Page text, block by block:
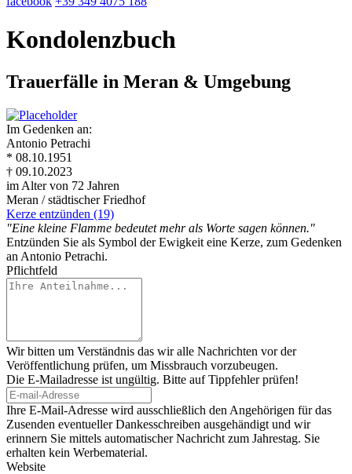
Kondolenzbuch
Trauerfälle in Meran & Umgebung
Im Gedenken an:
Antonio Petrachi
* 08.10.1951
† 09.10.2023
im Alter von 72 Jahren
Meran / städtischer Friedhof
Kerze entzünden (19)
"Eine kleine Flamme bedeutet mehr als Worte sagen können."
Entzünden Sie als Symbol der Ewigkeit eine Kerze, zum Gedenken
an Antonio Petrachi.
Pflichtfeld
Wir bitten um Verständnis das wir alle Nachrichten vor der
Veröffentlichung prüfen, um Missbrauch vorzubeugen.
Die E-Mailadresse ist ungültig. Bitte auf Tippfehler prüfen!
Ihre E-Mail-Adresse wird ausschließlich den Angehörigen für das
Zusenden eventueller Dankesschreiben ausgehändigt und wir
erinnern Sie mittels automatischer Nachricht zum Jahrestag. Sie
erhalten kein Werbematerial.
Website